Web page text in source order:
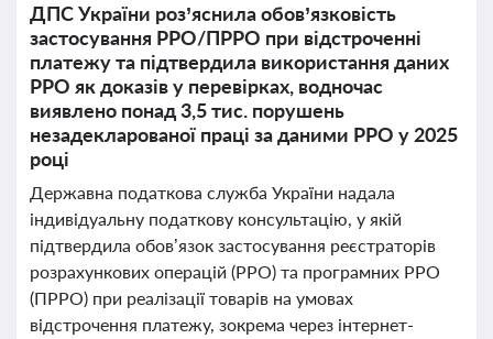
ДПС України роз’яснила обов’язковість
застосування РРО/ПРРО при відстроченні
платежу та підтвердила використання даних
РРО як доказів у перевірках, водночас
виявлено понад 3,5 тис. порушень
незадекларованої праці за даними РРО у 2025
році
Державна податкова служба України надала
індивідуальну податкову консультацію, у якій
підтвердила обов’язок застосування реєстраторів
розрахункових операцій (РРО) та програмних РРО
(ПРРО) при реалізації товарів на умовах
відстрочення платежу, зокрема через інтернет-